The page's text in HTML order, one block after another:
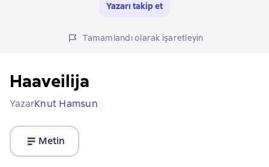
Yazarı takip et
Tamamlandı olarak işaretleyin
Haaveilija
YazarKnut Hamsun
Metin